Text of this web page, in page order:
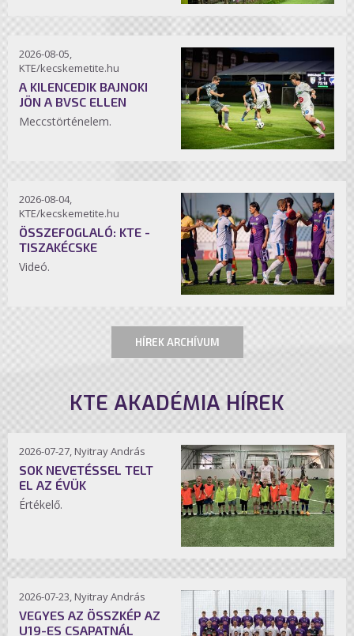
2026-08-05,
KTE/kecskemetite.hu
A KILENCEDIK BAJNOKI
JÖN A BVSC ELLEN
Meccstörténelem.
2026-08-04,
KTE/kecskemetite.hu
ÖSSZEFOGLALÓ: KTE -
TISZAKÉCSKE
Videó.
HÍREK ARCHÍVUM
KTE AKADÉMIA HÍREK
2026-07-27, Nyitray András
SOK NEVETÉSSEL TELT
EL AZ ÉVÜK
Értékelő.
2026-07-23, Nyitray András
VEGYES AZ ÖSSZKÉP AZ
U19-ES CSAPATNÁL